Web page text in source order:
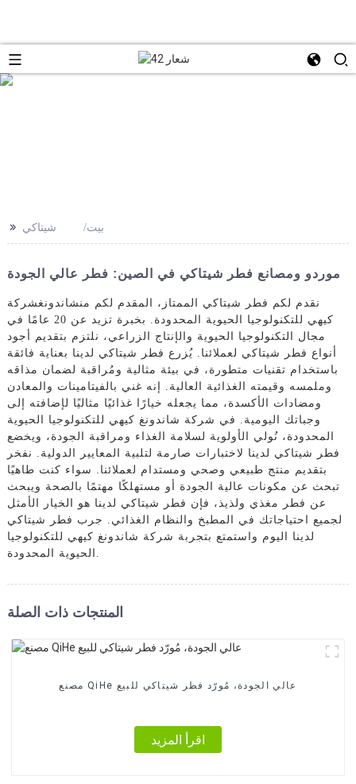
>> بيت شيتاكي
موردو ومصانع فطر شيتاكي في الصين: فطر عالي الجودة
نقدم لكم فطر شيتاكي الممتاز، المقدم لكم منشاندونغشركة
كيهي للتكنولوجيا الحيوية المحدودة. بخبرة تزيد عن 20 عامًا في
مجال التكنولوجيا الحيوية والإنتاج الزراعي، نلتزم بتقديم أجود
أنواع فطر شيتاكي لعملائنا. يُزرع فطر شيتاكي لدينا بعناية فائقة
باستخدام تقنيات متطورة، في بيئة مثالية ومُراقبة لضمان مذاقه
وملمسه وقيمته الغذائية العالية. إنه غني بالفيتامينات والمعادن
ومضادات الأكسدة، مما يجعله خيارًا غذائيًا مثاليًا لإضافته إلى
وجباتك اليومية. في شركة شاندونغ كيهي للتكنولوجيا الحيوية
المحدودة، نُولي الأولوية لسلامة الغذاء ومراقبة الجودة، ويخضع
فطر شيتاكي لدينا لاختبارات صارمة لتلبية المعايير الدولية. نفخر
بتقديم منتج طبيعي وصحي ومستدام لعملائنا. سواء كنت طاهيًا
تبحث عن مكونات عالية الجودة أو مستهلكًا مهتمًا بالصحة ويبحث
عن فطر مغذي ولذيذ، فإن فطر شيتاكي لدينا هو الخيار الأمثل
لجميع احتياجاتك في المطبخ والنظام الغذائي. جرب فطر شيتاكي
لدينا اليوم واستمتع بتجربة شركة شاندونغ كيهي للتكنولوجيا
المنتجات ذات الصلة
مصنع QiHe عالي الجودة، مُورّد فطر شيتاكي للبيع
اقرأ المزيد